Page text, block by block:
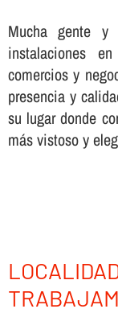
Mucha gente
instalaciones
comercios y
presencia y
su lugar donde
más vistoso y